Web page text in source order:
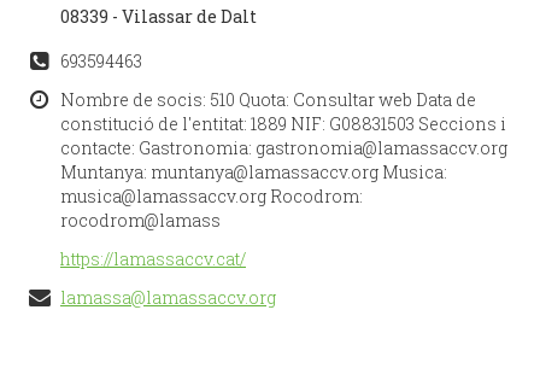
08339 - Vilassar de Dalt
693594463
Nombre de socis: 510 Quota: Consultar web Data de
constitució de l'entitat: 1889 NIF: G08831503 Seccions i
contacte: Gastronomia: gastronomia@lamassaccv.org
Muntanya: muntanya@lamassaccv.org Musica:
musica@lamassaccv.org Rocodrom:
rocodrom@lamass
https://lamassaccv.cat/
lamassa@lamassaccv.org